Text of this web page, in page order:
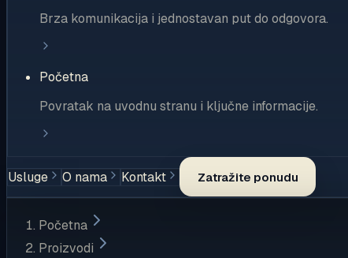
Brza komunikacija i jednostavan put do odgovora.
Početna
Povratak na uvodnu stranu i ključne informacije.
Usluge O nama Kontakt Zatražite ponudu
Početna
Proizvodi